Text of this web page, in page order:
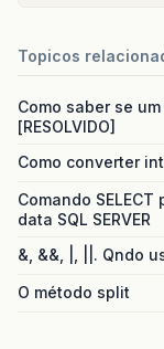
Topicos
Como saber se
[RESOLVIDO]
Como converter
Comando
data SQL SERVER
&, &&, |, ||. Qndo
O método split